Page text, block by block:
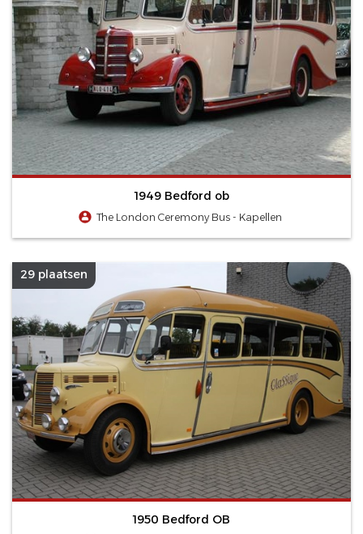
1949 Bedford ob
The London Ceremony Bus - Kapellen
29 plaatsen
1950 Bedford OB